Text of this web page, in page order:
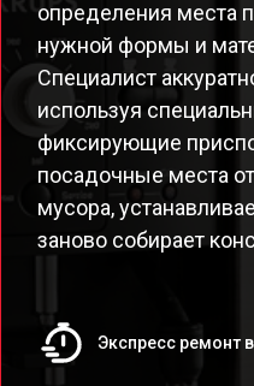
определения места
нужной формы и
Специалист
используя
фиксирующие
посадочные места
мусора,
заново собирает
Экспресс ремонт